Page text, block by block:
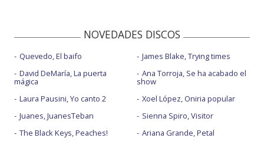
NOVEDADES DISCOS
Quevedo, El baifo
David DeMaría, La puerta
mágica
Laura Pausini, Yo canto 2
Juanes, JuanesTeban
The Black Keys, Peaches!
James Blake, Trying times
Ana Torroja, Se ha acabado el
show
Xoel López, Oniria popular
Sienna Spiro, Visitor
Ariana Grande, Petal